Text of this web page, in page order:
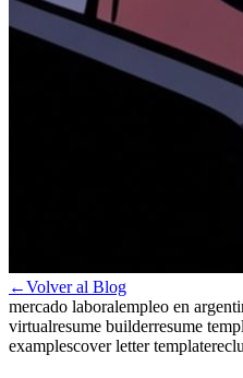
←Volver al Blog
mercado laboralempleo en
virtualresume builderresume
examplescover letter template